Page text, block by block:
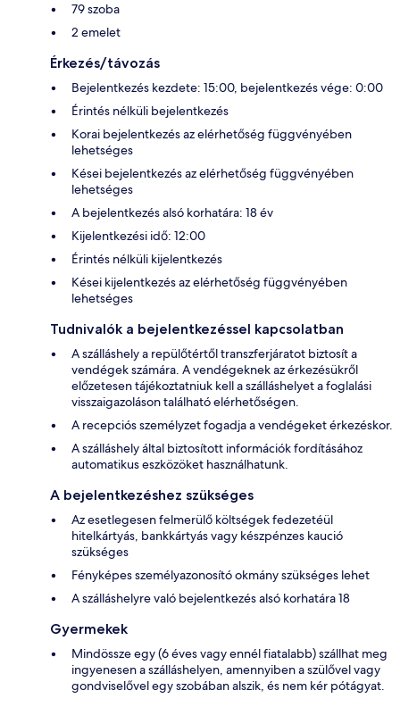
79 szoba
2 emelet
Érkezés/távozás
Bejelentkezés kezdete: 15:00, bejelentkezés vége: 0:00
Érintés nélküli bejelentkezés
Korai bejelentkezés az elérhetőség függvényében
lehetséges
Kései bejelentkezés az elérhetőség függvényében
lehetséges
A bejelentkezés alsó korhatára: 18 év
Kijelentkezési idő: 12:00
Érintés nélküli kijelentkezés
Kései kijelentkezés az elérhetőség függvényében
lehetséges
Tudnivalók a bejelentkezéssel kapcsolatban
A szálláshely a repülőtértől transzferjáratot biztosít a
vendégek számára. A vendégeknek az érkezésükről
előzetesen tájékoztatniuk kell a szálláshelyet a foglalási
visszaigazoláson található elérhetőségen.
A recepciós személyzet fogadja a vendégeket érkezéskor.
A szálláshely által biztosított információk fordításához
automatikus eszközöket használhatunk.
A bejelentkezéshez szükséges
Az esetlegesen felmerülő költségek fedezetéül
hitelkártyás, bankkártyás vagy készpénzes kaució
szükséges
Fényképes személyazonosító okmány szükséges lehet
A szálláshelyre való bejelentkezés alsó korhatára 18
Gyermekek
Mindössze egy (6 éves vagy ennél fiatalabb) szállhat meg
ingyenesen a szálláshelyen, amennyiben a szülővel vagy
gondviselővel egy szobában alszik, és nem kér pótágyat.